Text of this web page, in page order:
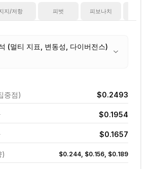
지/저항 피벗 피보나치
(멀티 지표, 변동성, 다이버전스)
중점) $0.2493
$0.1954
$0.1657
) $0.244, $0.156, $0.189